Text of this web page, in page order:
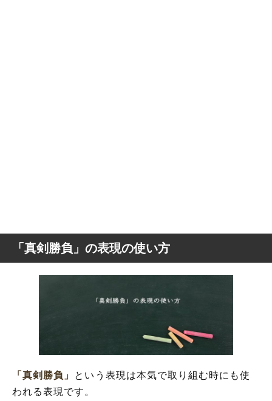
「真剣勝負」の表現の使い方
「真剣勝負」 という表現は本気で取り組む時にも使
われる表現です。